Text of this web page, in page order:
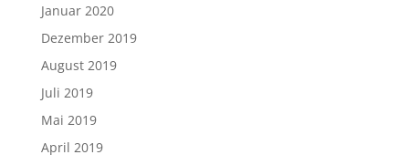
Januar 2020
Dezember 2019
August 2019
Juli 2019
Mai 2019
April 2019